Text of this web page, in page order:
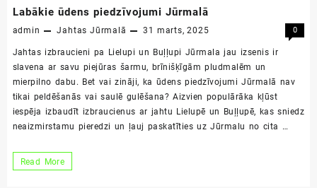
maršruti
Jūrmalā
Labākie ūdens piedzīvojumi Jūrmalā
admin Jahtas Jūrmalā 31 marts, 2025 0
Jahtas izbraucieni pa Lielupi un Buļļupi Jūrmala jau izsenis ir
slavena ar savu piejūras šarmu, brīnišķīgām pludmalēm un
mierpilno dabu. Bet vai zināji, ka ūdens piedzīvojumi Jūrmalā nav
tikai peldēšanās vai saulē gulēšana? Aizvien populārāka kļūst
iespēja izbaudīt izbraucienus ar jahtu Lielupē un Buļļupē, kas sniedz
neaizmirstamu pieredzi un ļauj paskatīties uz Jūrmalu no cita …
Labākie
Read More